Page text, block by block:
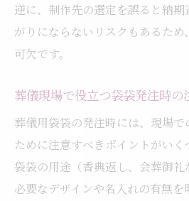
逆に、制作先の選定を誤ると納
がりにならないリスクもあるた
可欠です。
葬儀現場で役立つ袋袋発注時の
葬儀用袋袋の発注時には、現場
ために注意すべきポイントがいく
袋袋の用途（香典返し、会葬御礼
必要なデザインや名入れの有無